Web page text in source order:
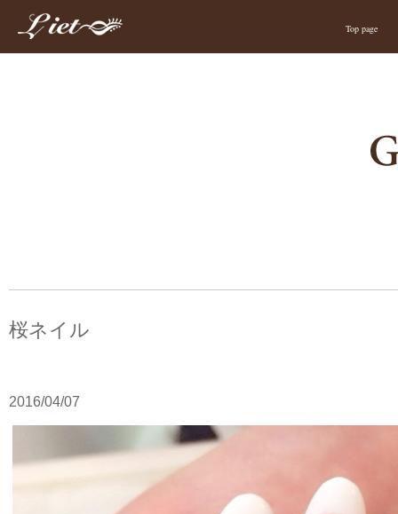
Top page
桜ネイル
2016/04/07